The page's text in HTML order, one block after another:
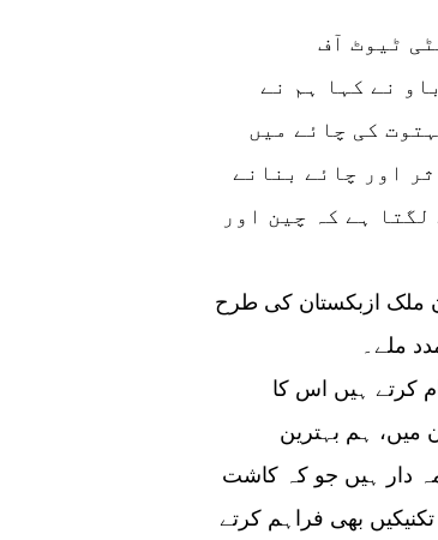
زی جیانگ اکیڈمی آف ایگریکلچرل سائنسز میں انسٹی ٹیوٹ آف
نے کہا ہم نے
کی چائے میں
اور چائے بنانے
ہے کہ چین اور
ملک ازبکستان کی طرح
میں، ہم بہترین
دار ہیں جو کہ کاشت
بھی فراہم کرتے